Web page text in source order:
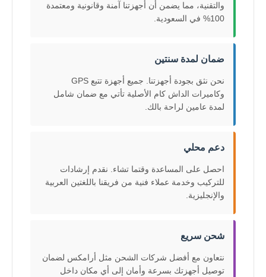
والتقنية، مما يضمن أن أجهزتنا آمنة وقانونية ومعتمدة
100% في السعودية.
ضمان لمدة سنتين
نحن نثق بجودة أجهزتنا. جميع أجهزة تتبع GPS
وكاميرات الداش كام الأصلية تأتي مع ضمان شامل
لمدة عامين لراحة بالك.
دعم محلي
احصل على المساعدة وقتما تشاء. نقدم إرشادات
للتركيب وخدمة عملاء فنية من فريقنا باللغتين العربية
والإنجليزية.
شحن سريع
نتعاون مع أفضل شركات الشحن مثل أرامكس لضمان
توصيل أجهزتك بسرعة وأمان إلى أي مكان داخل